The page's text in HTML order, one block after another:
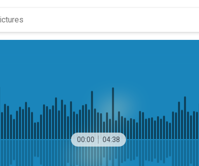
00:00 04:38